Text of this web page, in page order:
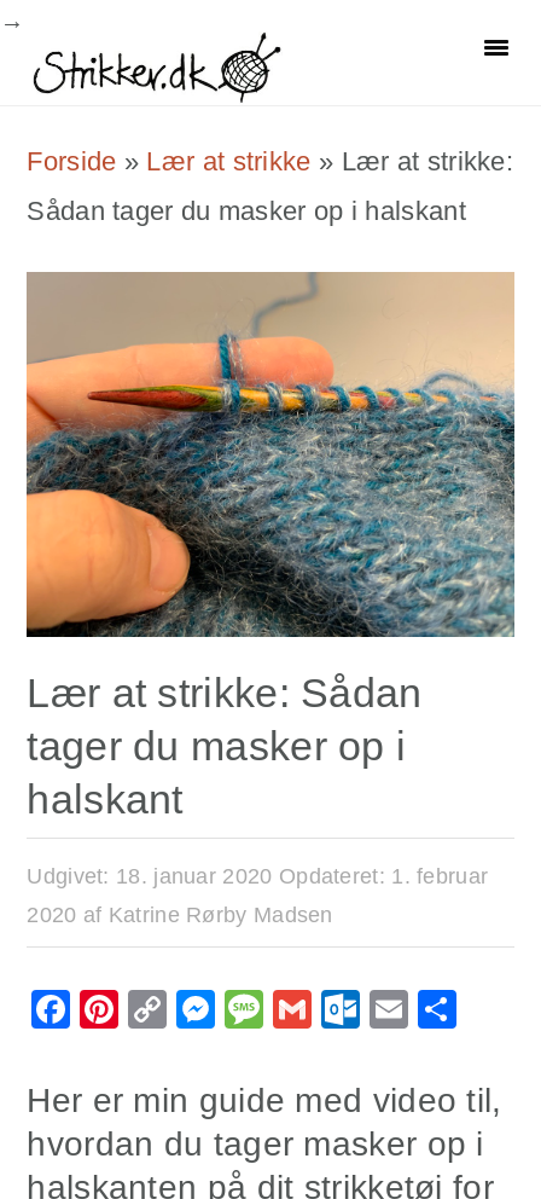
Skip
navigation
Skip
content
Skip
sidebar
Forside » Lær at strikke » Lær at strikke:
Sådan tager du masker op i halskant
Lær at strikke: Sådan
tager du masker op i
halskant
Udgivet: 18. januar 2020 Opdateret: 1. februar
2020 af Katrine Rørby Madsen
Facebook
Pinterest
CopyMessenger
Message
Gmail Email
Her er min guide med video til,
hvordan du tager masker op i
halskanten på dit strikketøj for